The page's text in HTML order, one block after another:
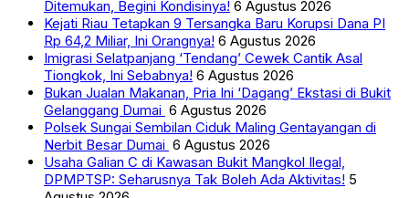
Ditemukan, Begini Kondisinya! 6 Agustus 2026
Kejati Riau Tetapkan 9 Tersangka Baru Korupsi Dana PI
Rp 64,2 Miliar, Ini Orangnya! 6 Agustus 2026
Imigrasi Selatpanjang ‘Tendang’ Cewek Cantik Asal
Tiongkok, Ini Sebabnya! 6 Agustus 2026
Bukan Jualan Makanan, Pria Ini ‘Dagang’ Ekstasi di Bukit
Gelanggang Dumai 6 Agustus 2026
Polsek Sungai Sembilan Ciduk Maling Gentayangan di
Nerbit Besar Dumai 6 Agustus 2026
Usaha Galian C di Kawasan Bukit Mangkol Ilegal,
DPMPTSP: Seharusnya Tak Boleh Ada Aktivitas! 5